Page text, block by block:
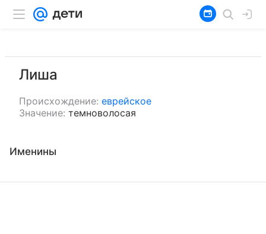
Лиша
Происхождение: еврейское
Значение: темноволосая
Именины